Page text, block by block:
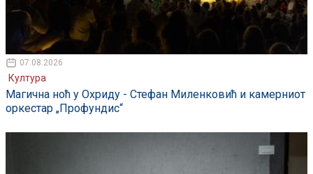
07.08.2026
Култура
Магична ноћ у Охриду - Стефан Миленковић и камерниот
оркестар „Профундис“